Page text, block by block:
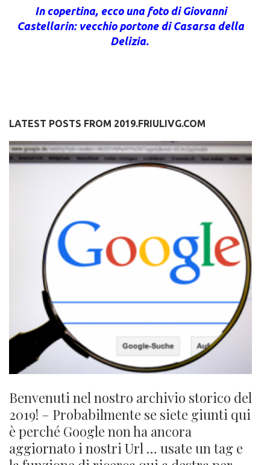
In copertina, ecco una foto di Giovanni
Castellarin: vecchio portone di Casarsa della
Delizia.
LATEST POSTS FROM 2019.FRIULIVG.COM
Benvenuti nel nostro archivio storico del
2019! – Probabilmente se siete giunti qui
è perché Google non ha ancora
aggiornato i nostri Url … usate un tag e